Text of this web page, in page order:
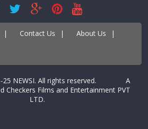
| Contact Us | About Us |
25 NEWSI. All rights reserved. A
Checkers Films and Entertainment PVT
LTD.